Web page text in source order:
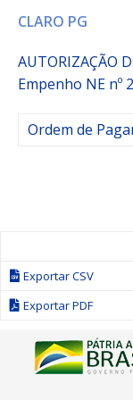
CLARO PG
AUTORIZAÇÃO
Empenho NE nº
Ordem de
Exportar CSV
Exportar PDF